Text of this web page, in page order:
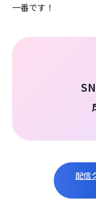
一番です！
配信